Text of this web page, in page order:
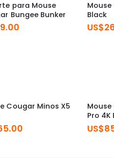
para Mouse
Bungee Bunker
Black
US$
Cougar Minos X5
Mouse
Pro 4K
US$